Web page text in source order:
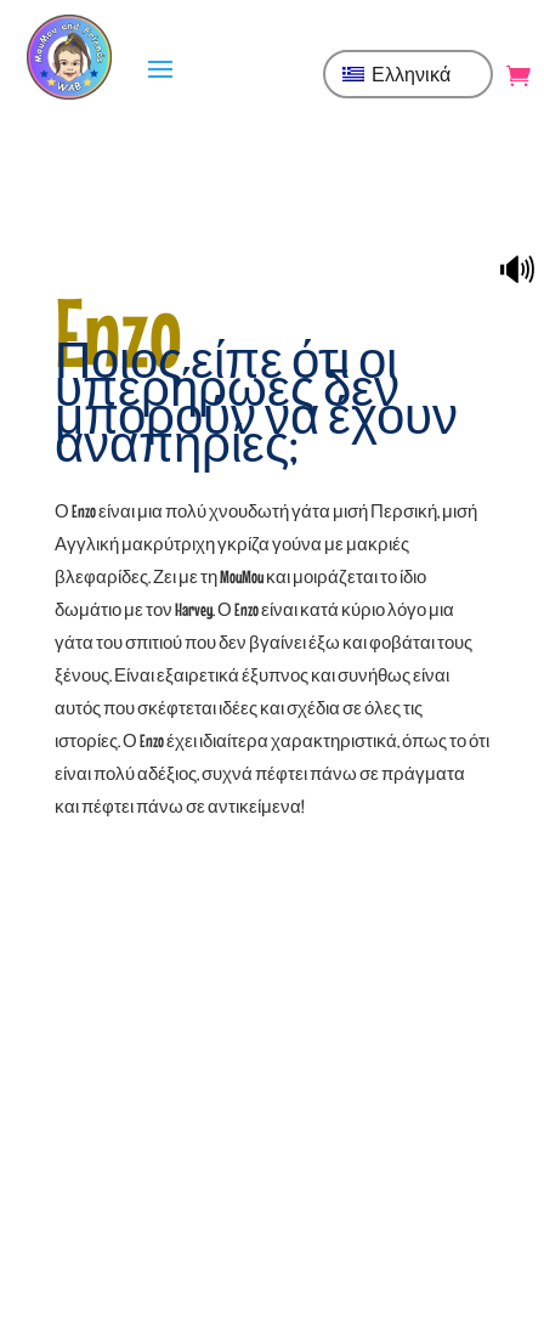
Ελληνικά
Enzo
Ποιος είπε ότι οι
υπερήρωες δεν
μπορούν να έχουν
αναπηρίες;
Ο Enzo είναι μια πολύ χνουδωτή γάτα μισή Περσική, μισή
Αγγλική μακρύτριχη γκρίζα γούνα με μακριές
βλεφαρίδες. Ζει με τη MouMou και μοιράζεται το ίδιο
δωμάτιο με τον Harvey. Ο Enzo είναι κατά κύριο λόγο μια
γάτα του σπιτιού που δεν βγαίνει έξω και φοβάται τους
ξένους. Είναι εξαιρετικά έξυπνος και συνήθως είναι
αυτός που σκέφτεται ιδέες και σχέδια σε όλες τις
ιστορίες. Ο Enzo έχει ιδιαίτερα χαρακτηριστικά, όπως το ότι
είναι πολύ αδέξιος, συχνά πέφτει πάνω σε πράγματα
και πέφτει πάνω σε αντικείμενα!
🔊